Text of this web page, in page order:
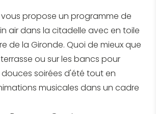
vous propose un programme de
air dans la citadelle avec en toile
de la Gironde. Quoi de mieux que
ou sur les bancs pour
soirées d'été tout en
musicales dans un cadre